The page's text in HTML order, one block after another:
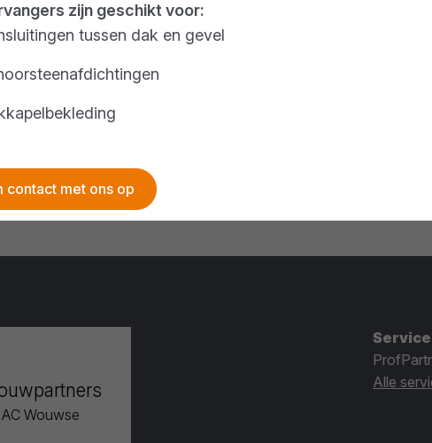
zijn geschikt voor:
tussen dak en gevel
contact met ons op
Wouwse
Alle